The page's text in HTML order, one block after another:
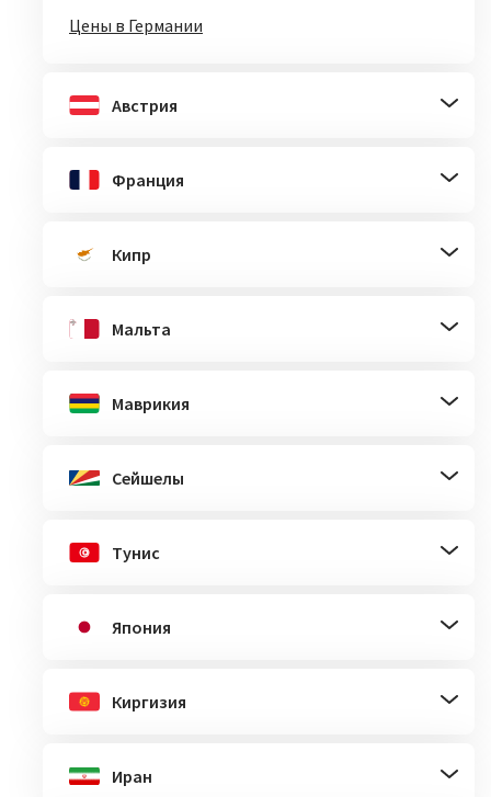
Цены в Германии
Австрия
Франция
Кипр
Мальта
Маврикия
Сейшелы
Тунис
Япония
Киргизия
Иран